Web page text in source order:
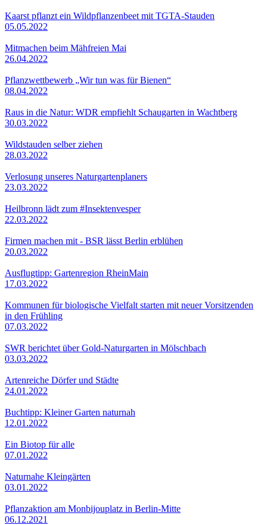
Kaarst pflanzt ein Wildpflanzenbeet mit TGTA-Stauden
05.05.2022
Mitmachen beim Mähfreien Mai
26.04.2022
Pflanzwettbewerb „Wir tun was für Bienen“
08.04.2022
Raus in die Natur: WDR empfiehlt Schaugarten in Wachtberg
30.03.2022
Wildstauden selber ziehen
28.03.2022
Verlosung unseres Naturgartenplaners
23.03.2022
Heilbronn lädt zum #Insektenvesper
22.03.2022
Firmen machen mit - BSR lässt Berlin erblühen
20.03.2022
Ausflugtipp: Gartenregion RheinMain
17.03.2022
Kommunen für biologische Vielfalt starten mit neuer Vorsitzenden
in den Frühling
07.03.2022
SWR berichtet über Gold-Naturgarten in Mölschbach
03.03.2022
Artenreiche Dörfer und Städte
24.01.2022
Buchtipp: Kleiner Garten naturnah
12.01.2022
Ein Biotop für alle
07.01.2022
Naturnahe Kleingärten
03.01.2022
Pflanzaktion am Monbijouplatz in Berlin-Mitte
06.12.2021